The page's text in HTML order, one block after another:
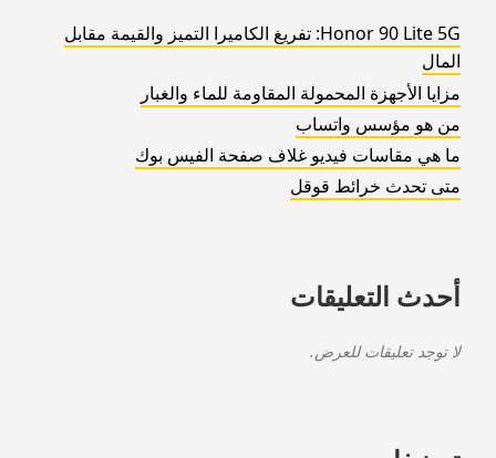
Honor 90 Lite 5G: تفريغ الكاميرا التميز والقيمة مقابل
المال
مزايا الأجهزة المحمولة المقاومة للماء والغبار
من هو مؤسس واتساب
ما هي مقاسات فيديو غلاف صفحة الفيس بوك
متى تحدث خرائط قوقل
أحدث التعليقات
لا توجد تعليقات للعرض.